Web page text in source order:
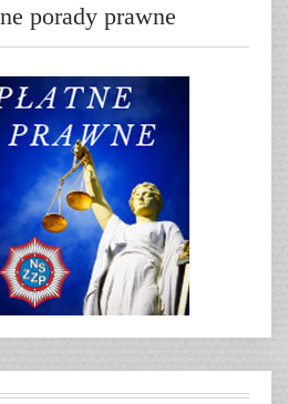
porady prawne